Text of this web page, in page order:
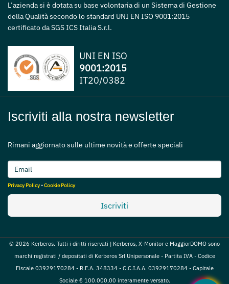
L’azienda si è dotata su base volontaria di un Sistema di Gestione
della Qualità secondo lo standard UNI EN ISO 9001:2015
certificato da SGS ICS Italia S.r.l.
UNI EN ISO
9001:2015
IT20/0382
Iscriviti alla nostra newsletter
Rimani aggiornato sulle ultime novità e offerte speciali
Privacy Policy-Cookie Policy
Iscriviti
© 2026 Kerberos. Tutti i diritti riservati | Kerberos, X-Monitor e MaggiorDOMO sono
marchi registrati / depositati di Kerberos Srl Unipersonale - Partita IVA - Codice
Fiscale 03929170284 - R.E.A. 348334 - C.C.I.A.A. 03929170284 - Capitale
Sociale € 100.000,00 interamente versato.